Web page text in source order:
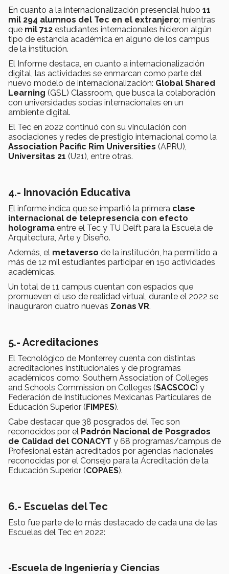
En cuanto a la internacionalización presencial hubo 11
mil 294 alumnos del Tec en el extranjero; mientras
que mil 712 estudiantes internacionales hicieron algún
tipo de estancia académica en alguno de los campus
de la institución.
El Informe destaca, en cuanto a internacionalización
digital, las actividades se enmarcan como parte del
nuevo modelo de internacionalización: Global Shared
Learning (GSL) Classroom, que busca la colaboración
con universidades socias internacionales en un
ambiente digital.
El Tec en 2022 continuó con su vinculación con
asociaciones y redes de prestigio internacional como la
Association Pacific Rim Universities (APRU),
Universitas 21 (U21), entre otras.
4.- Innovación Educativa
El informe indica que se impartió la primera clase
internacional de telepresencia con efecto
holograma entre el Tec y TU Delft para la Escuela de
Arquitectura, Arte y Diseño.
Además, el metaverso de la institución, ha permitido a
más de 12 mil estudiantes participar en 150 actividades
académicas.
Un total de 11 campus cuentan con espacios que
promueven el uso de realidad virtual, durante el 2022 se
inauguraron cuatro nuevas Zonas VR.
5.- Acreditaciones
El Tecnológico de Monterrey cuenta con distintas
acreditaciones institucionales y de programas
académicos como: Southern Association of Colleges
and Schools Commission on Colleges (SACSCOC) y
Federación de Instituciones Mexicanas Particulares de
Educación Superior (FIMPES).
Cabe destacar que 38 posgrados del Tec son
reconocidos por el Padrón Nacional de Posgrados
de Calidad del CONACYT y 68 programas/campus de
Profesional están acreditados por agencias nacionales
reconocidas por el Consejo para la Acreditación de la
Educación Superior (COPAES).
6.- Escuelas del Tec
Esto fue parte de lo más destacado de cada una de las
Escuelas del Tec en 2022:
-Escuela de Ingeniería y Ciencias